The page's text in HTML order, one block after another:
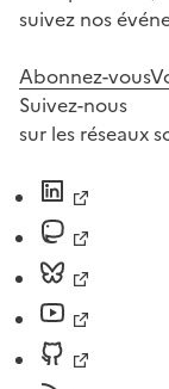
suivez nos
Abonnez-vous
Suivez-nous
sur les réseaux